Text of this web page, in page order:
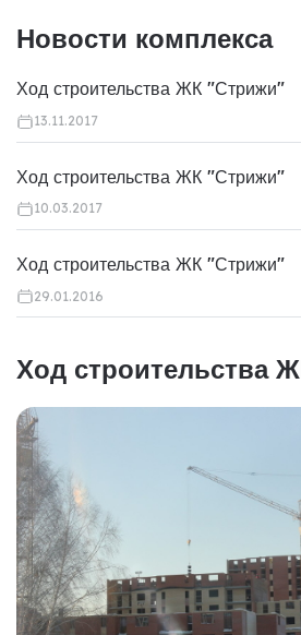
Новости комплекса
Ход строительства ЖК "Стрижи"
13.11.2017
Ход строительства ЖК "Стрижи"
10.03.2017
Ход строительства ЖК "Стрижи"
29.01.2016
Ход строительства